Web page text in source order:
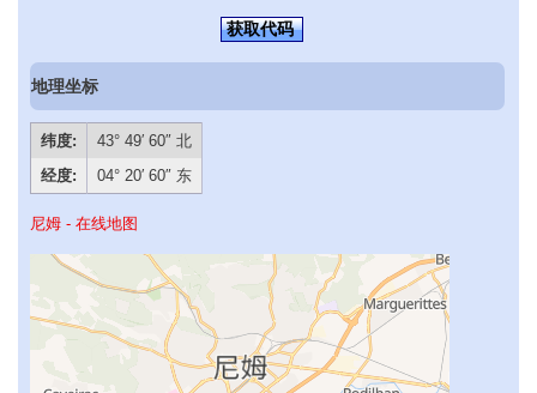
获取代码
地理坐标
纬度:
43° 49′ 60″ 北
经度:
04° 20′ 60″ 东
尼姆 - 在线地图